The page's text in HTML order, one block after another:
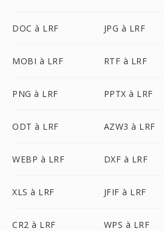
DOC à LRF JPG à LRF
MOBI à LRF RTF à LRF
PNG à LRF PPTX à LRF
ODT à LRF AZW3 à LRF
WEBP à LRF DXF à LRF
XLS à LRF JFIF à LRF
CR2 à LRF WPS à LRF